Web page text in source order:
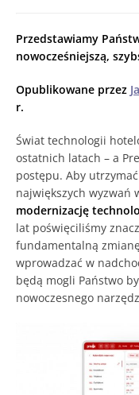
Przedstawiamy
nowocześniejszą,
Opublikowane przez
r.
Świat technologii
ostatnich latach – a
postępu. Aby
największych wyzwań
modernizację
lat poświęciliśmy
fundamentalną
wprowadzać w
będą mogli Państwo
nowoczesnego